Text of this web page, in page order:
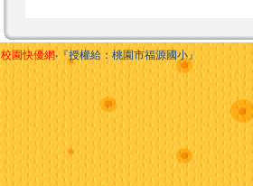
校園快優網‧『授權給：桃園市福源國小』